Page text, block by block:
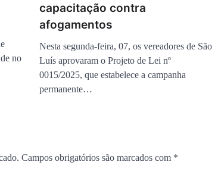
no
capacitação contra
afogamentos
Nesta segunda-feira, 07, os vereadores de São
Luís aprovaram o Projeto de Lei nº
0015/2025, que estabelece a campanha
permanente…
Campos obrigatórios são marcados com *